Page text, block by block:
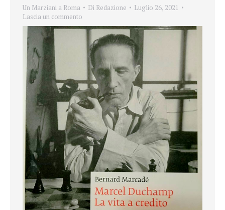
Un Marziani a Roma Di Redazione
Luglio 26, 2021
Lascia un commento